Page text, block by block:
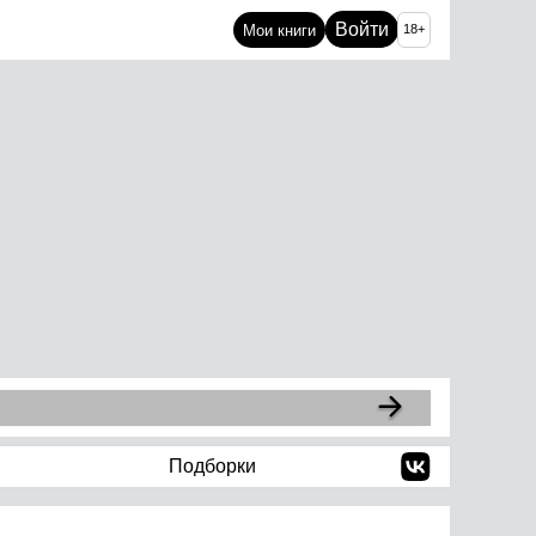
Мои книги Войти 18+
Подборки